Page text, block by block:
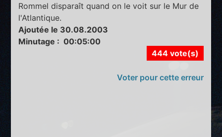
Rommel disparaît quand on le voit sur le Mur de
l'Atlantique.
Ajoutée le 30.08.2003
Minutage : 00:05:00
444 vote(s)
Voter pour cette erreur